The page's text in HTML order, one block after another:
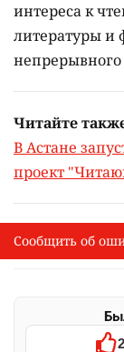
интереса к
литературы и
непрерывного
Читайте
В Астане
проект
I
Сообщить об
Выделите
Сообщить об